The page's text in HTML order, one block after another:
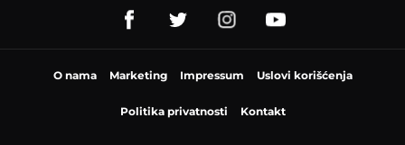
O nama Marketing Impressum Uslovi korišćenja
Politika privatnosti Kontakt